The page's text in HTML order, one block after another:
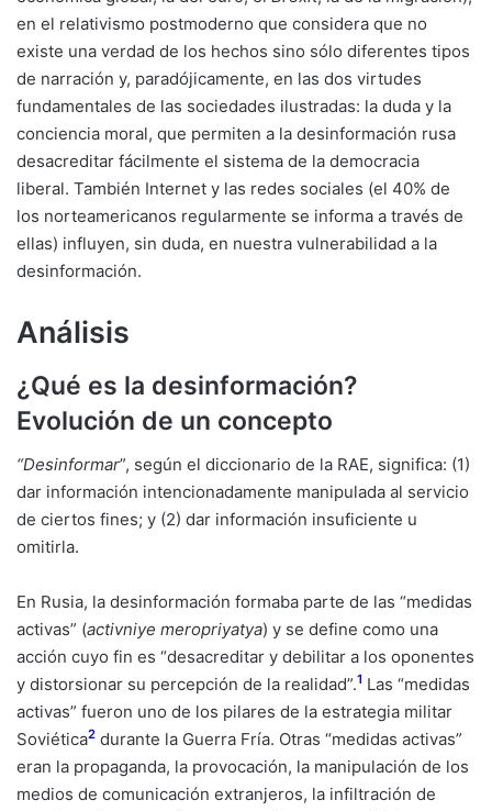
en el relativismo postmoderno que considera que no
existe una verdad de los hechos sino sólo diferentes tipos
de narración y, paradójicamente, en las dos virtudes
fundamentales de las sociedades ilustradas: la duda y la
conciencia moral, que permiten a la desinformación rusa
desacreditar fácilmente el sistema de la democracia
liberal. También Internet y las redes sociales (el 40% de
los norteamericanos regularmente se informa a través de
ellas) influyen, sin duda, en nuestra vulnerabilidad a la
desinformación.
Análisis
¿Qué es la desinformación?
Evolución de un concepto
“Desinformar”, según el diccionario de la RAE, significa: (1)
dar información intencionadamente manipulada al servicio
de ciertos fines; y (2) dar información insuficiente u
omitirla.
En Rusia, la desinformación formaba parte de las “medidas
activas” (activniye meropriyatya) y se define como una
acción cuyo fin es “desacreditar y debilitar a los oponentes
y distorsionar su percepción de la realidad”.1 Las “medidas
activas” fueron uno de los pilares de la estrategia militar
Soviética2 durante la Guerra Fría. Otras “medidas activas”
eran la propaganda, la provocación, la manipulación de los
medios de comunicación extranjeros, la infiltración de